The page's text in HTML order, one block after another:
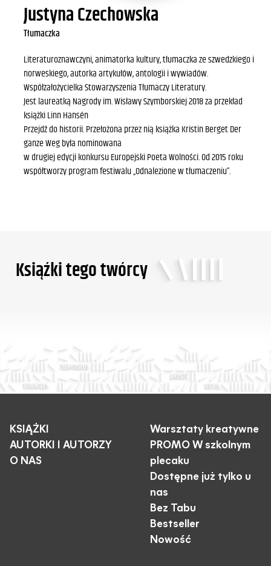
Justyna Czechowska
Tłumaczka
Literaturoznawczyni, animatorka kultury, tłumaczka ze szwedzkiego i
norweskiego, autorka artykułów, antologii i wywiadów.
Współzałożycielka Stowarzyszenia Tłumaczy Literatury.
Jest laureatką Nagrody im. Wisławy Szymborskiej 2018 za przekład
książki Linn Hansén
Przejdź do historii. Przełożona przez nią książka Kristin Berget Der
ganze Weg była nominowana
w drugiej edycji konkursu Europejski Poeta Wolności. Od 2015 roku
współtworzy program festiwalu „Odnalezione w tłumaczeniu”.
Ksiąźki tego twórcy
KSIĄŻKI
AUTORKI I AUTORZY
O NAS
Warsztaty kreatywne
PROMO W szkolnym
plecaku
Dostępne już tylko u
nas
Bez Tabu
Bestseller
Nowość